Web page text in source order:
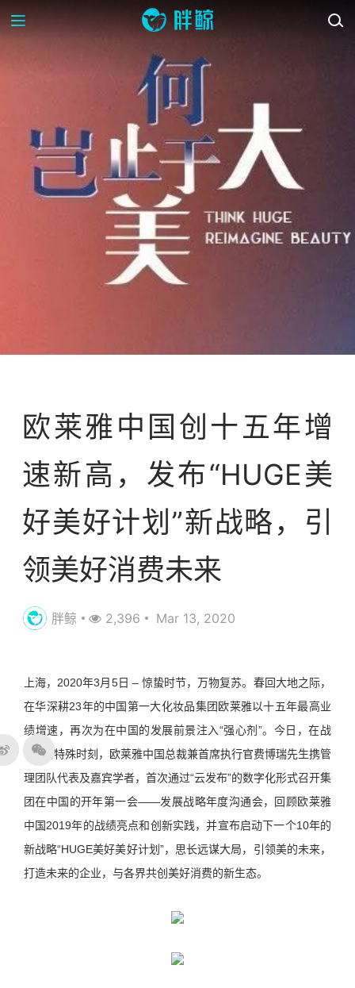
欧莱雅中国创十五年增
速新高，发布“HUGE美
好美好计划”新战略，引
领美好消费未来
胖鲸 2,396 Mar 13, 2020
上海，2020年3月5日 – 惊蛰时节，万物复苏。春回大地之际，
在华深耕23年的中国第一大化妆品集团欧莱雅以十五年最高业
绩增速，再次为在中国的发展前景注入“强心剂”。今日，在战
“疫”的特殊时刻，欧莱雅中国总裁兼首席执行官费博瑞先生携管
理团队代表及嘉宾学者，首次通过“云发布”的数字化形式召开集
团在中国的开年第一会——发展战略年度沟通会，回顾欧莱雅
中国2019年的战绩亮点和创新实践，并宣布启动下一个10年的
新战略“HUGE美好美好计划”，思长远谋大局，引领美的未来，
打造未来的企业，与各界共创美好消费的新生态。